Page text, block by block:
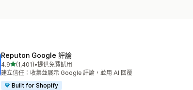
Reputon Google 評論
4.9滿分 5 顆星
(1,401)
共有 1401 則評價
•提供免費試用
建立信任：收集並展示 Google 評論，並用 AI 回覆
Built for Shopify